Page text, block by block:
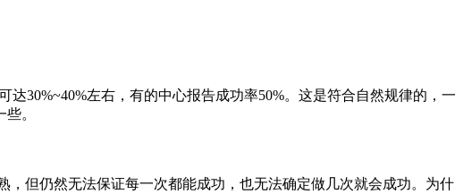
30%~40%左右，有的中心报告成功率50%。这是符合自然规律的，一
。
但仍然无法保证每一次都能成功，也无法确定做几次就会成功。为什